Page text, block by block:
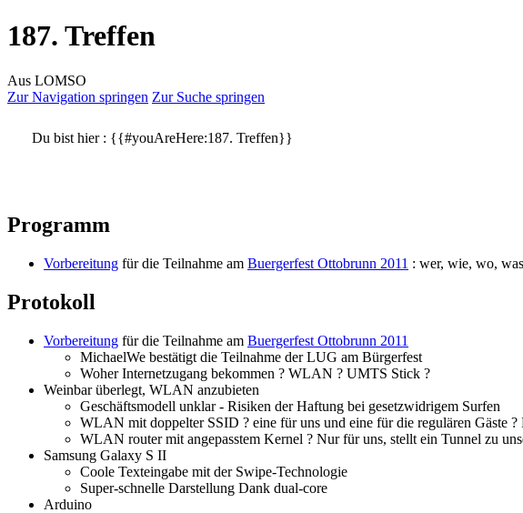
187. Treffen
Aus LOMSO
Zur Navigation springen Zur Suche springen
Du bist hier : {{#youAreHere:187. Treffen}}
Programm
Vorbereitung für die Teilnahme am Buergerfest Ottobrunn 2011 : wer, wie, wo,
Protokoll
Vorbereitung für die Teilnahme am Buergerfest Ottobrunn 2011
MichaelWe bestätigt die Teilnahme der LUG am Bürgerfest
Woher Internetzugang bekommen ? WLAN ? UMTS Stick ?
Weinbar überlegt, WLAN anzubieten
Geschäftsmodell unklar - Risiken der Haftung bei gesetzwidrigem Surfen
WLAN mit doppelter SSID ? eine für uns und eine für die regulären Gäste ?
WLAN router mit angepasstem Kernel ? Nur für uns, stellt ein Tunnel zu
Samsung Galaxy S II
Coole Texteingabe mit der Swipe-Technologie
Super-schnelle Darstellung Dank dual-core
Arduino